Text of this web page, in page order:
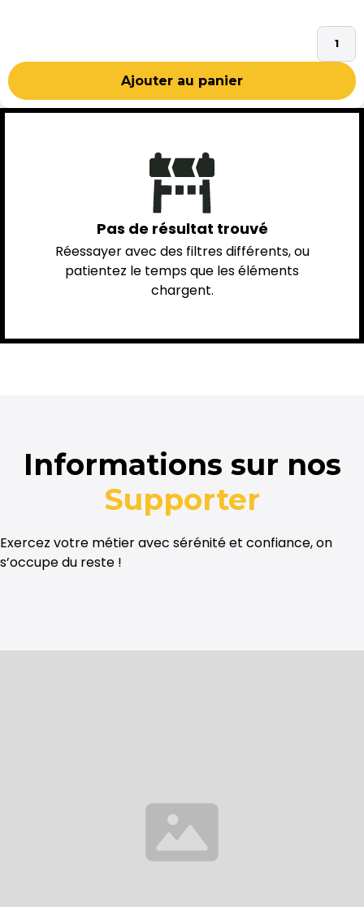
Pas de résultat trouvé
Réessayer avec des filtres différents, ou
patientez le temps que les éléments
chargent.
Informations sur nos
Supporter
Exercez votre métier avec sérénité et confiance, on
s’occupe du reste !